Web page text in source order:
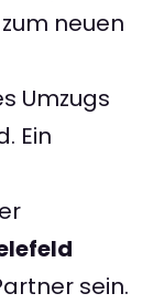
neuen
Umzugs
Ein
sein.